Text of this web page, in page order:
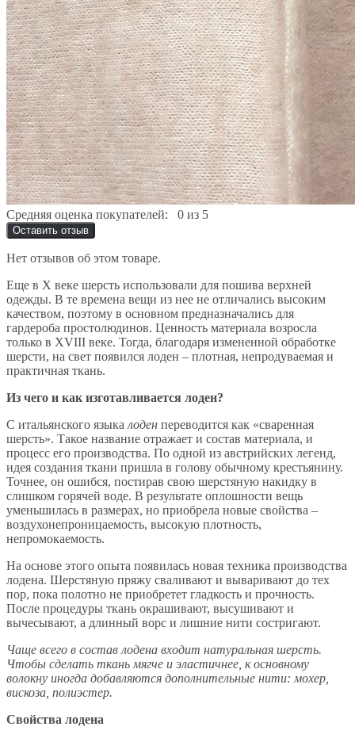
Средняя оценка покупателей: 0 из 5
Оставить отзыв
Нет отзывов об этом товаре.
Еще в X веке шерсть использовали для пошива верхней
одежды. В те времена вещи из нее не отличались высоким
качеством, поэтому в основном предназначались для
гардероба простолюдинов. Ценность материала возросла
только в XVIII веке. Тогда, благодаря измененной обработке
шерсти, на свет появился лоден – плотная, непродуваемая и
практичная ткань.
Из чего и как изготавливается лоден?
С итальянского языка лоден переводится как «сваренная
шерсть». Такое название отражает и состав материала, и
процесс его производства. По одной из австрийских легенд,
идея создания ткани пришла в голову обычному крестьянину.
Точнее, он ошибся, постирав свою шерстяную накидку в
слишком горячей воде. В результате оплошности вещь
уменьшилась в размерах, но приобрела новые свойства –
воздухонепроницаемость, высокую плотность,
непромокаемость.
На основе этого опыта появилась новая техника производства
лодена. Шерстяную пряжу сваливают и вываривают до тех
пор, пока полотно не приобретет гладкость и прочность.
После процедуры ткань окрашивают, высушивают и
вычесывают, а длинный ворс и лишние нити состригают.
Чаще всего в состав лодена входит натуральная шерсть.
Чтобы сделать ткань мягче и эластичнее, к основному
волокну иногда добавляются дополнительные нити: мохер,
вискоза, полиэстер.
Свойства лодена